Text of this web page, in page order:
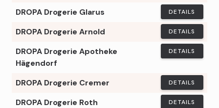
DROPA Drogerie Glarus DETAILS
DROPA Drogerie Arnold DETAILS
DROPA Drogerie Apotheke
Hägendorf
DETAILS
DROPA Drogerie Cremer DETAILS
DROPA Drogerie Roth DETAILS